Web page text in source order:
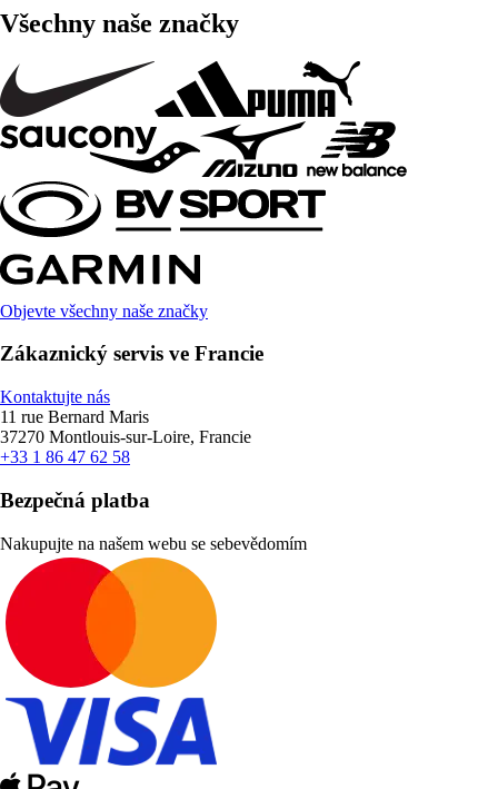
Všechny naše značky
Objevte všechny naše značky
Zákaznický servis ve Francie
Kontaktujte nás
11 rue Bernard Maris
37270 Montlouis-sur-Loire, Francie
+33 1 86 47 62 58
Bezpečná platba
Nakupujte na našem webu se sebevědomím